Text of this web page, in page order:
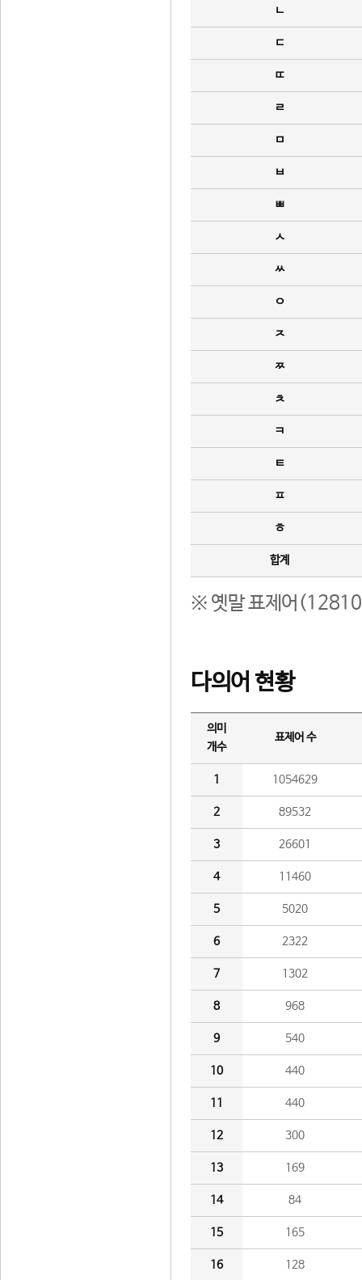
ㄴ
ㄷ
ㄸ
ㄹ
ㅁ
ㅂ
ㅃ
ㅅ
ㅆ
ㅇ
ㅈ
ㅉ
ㅊ
ㅋ
ㅌ
ㅍ
ㅎ
합계
※ 옛말 표제어(12810
다의어 현황
의미
개수
표제어 수
1 1054629
2 89532
3 26601
4 11460
5 5020
6 2322
7 1302
8 968
9 540
10 440
11 440
12 300
13 169
14 84
15 165
16 128